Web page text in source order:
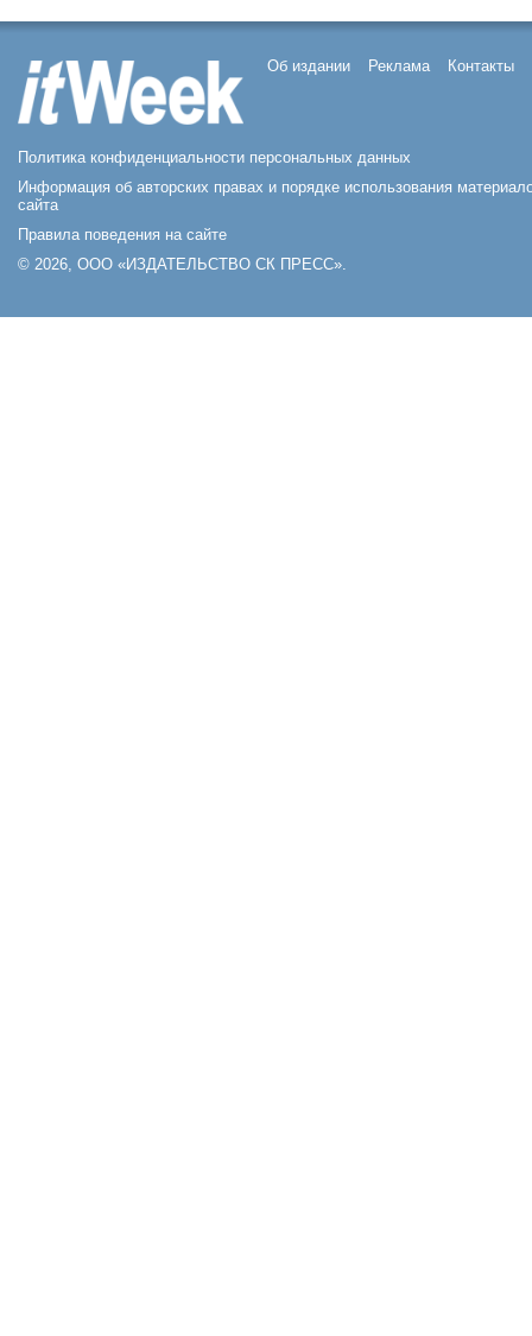
Об издании Реклама Контакты
Политика конфиденциальности персональных данных
Информация об авторских правах и порядке использования
сайта
Правила поведения на сайте
© 2026, ООО «ИЗДАТЕЛЬСТВО СК ПРЕСС».